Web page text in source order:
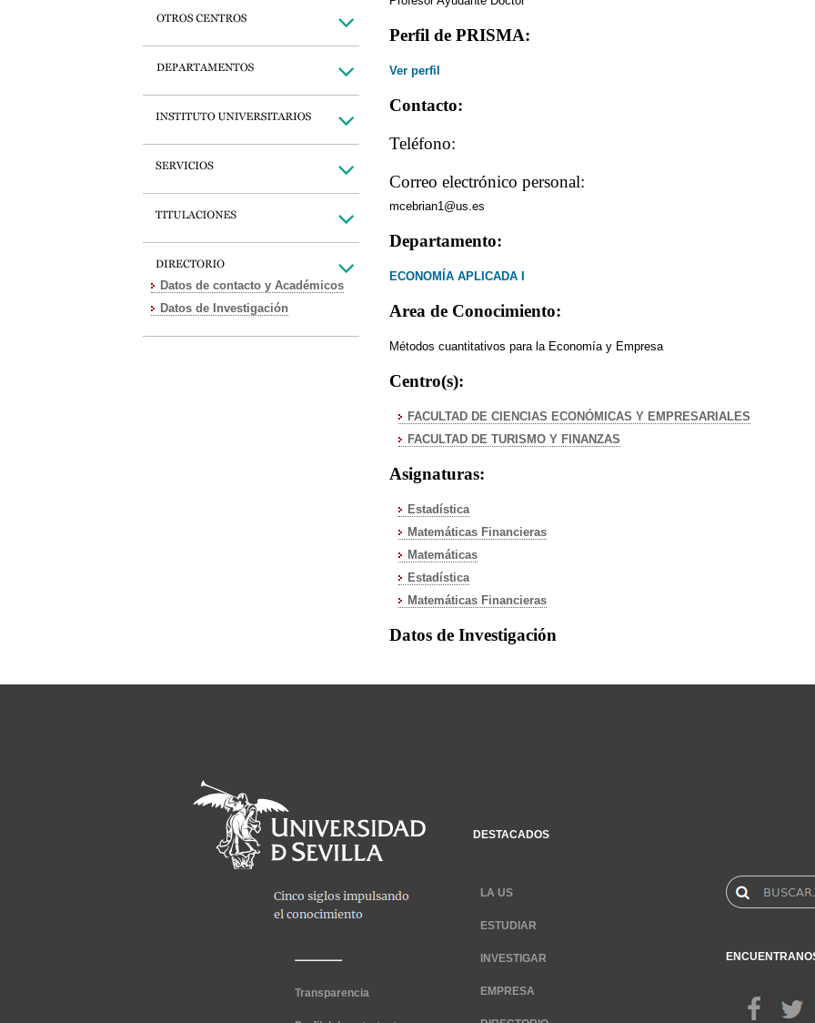
Datos de contacto y Académicos
Datos de Investigación
Perfil de PRISMA:
Ver perfil
Contacto:
Teléfono:
Correo electrónico personal:
mcebrian1@us.es
Departamento:
ECONOMÍA APLICADA I
Area de Conocimiento:
Métodos cuantitativos para la Economía y Empresa
Centro(s):
FACULTAD DE CIENCIAS ECONÓMICAS Y EMPRESARIALES
FACULTAD DE TURISMO Y FINANZAS
Asignaturas:
Estadística
Matemáticas Financieras
Matemáticas
Estadística
Matemáticas Financieras
Datos de Investigación
Transparencia
DESTACADOS
LA US
ESTUDIAR
INVESTIGAR
EMPRESA